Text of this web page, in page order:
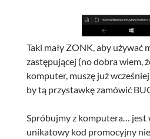
Taki mały ZONK, aby używać
zastępującej (no dobra wiem,
komputer, muszę już
by tą przystawkę zamówić
Spróbujmy z komputera… jest
unikatowy kod promocyjny